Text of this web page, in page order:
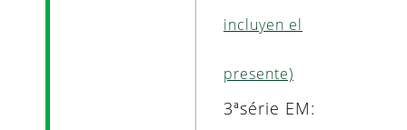
incluyen el
presente)
3ªsérie EM: